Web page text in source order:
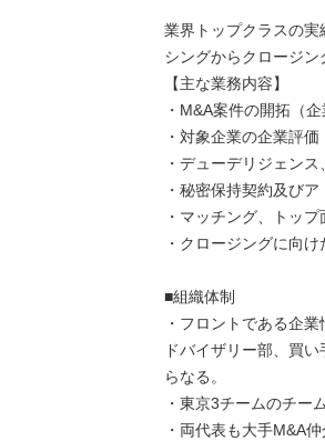
業界トップクラスの
シングからクロージン
【主な業務内容】
・M&A案件の開拓（
・対象企業の企業評
・デューデリジェン
・秘密保持契約及び
・マッチング、トッ
・クロージングに向
■組織体制
・フロントである企
ドバイザリー部、買
らなる。
・東京3チームのチー
・両代表も大手M&A